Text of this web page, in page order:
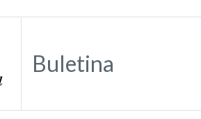
Buletina